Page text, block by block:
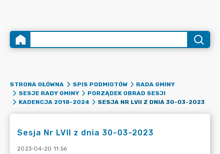
STRONA GŁÓWNA SPIS PODMIOTÓW
RADA GMINY
SESJE RADY GMINY
PORZĄDEK OBRAD SESJI
KADENCJA 2018-2024
SESJA NR LVII Z DNIA 30-03-2023
Sesja Nr LVII z dnia 30-03-2023
2023-04-20 11:56